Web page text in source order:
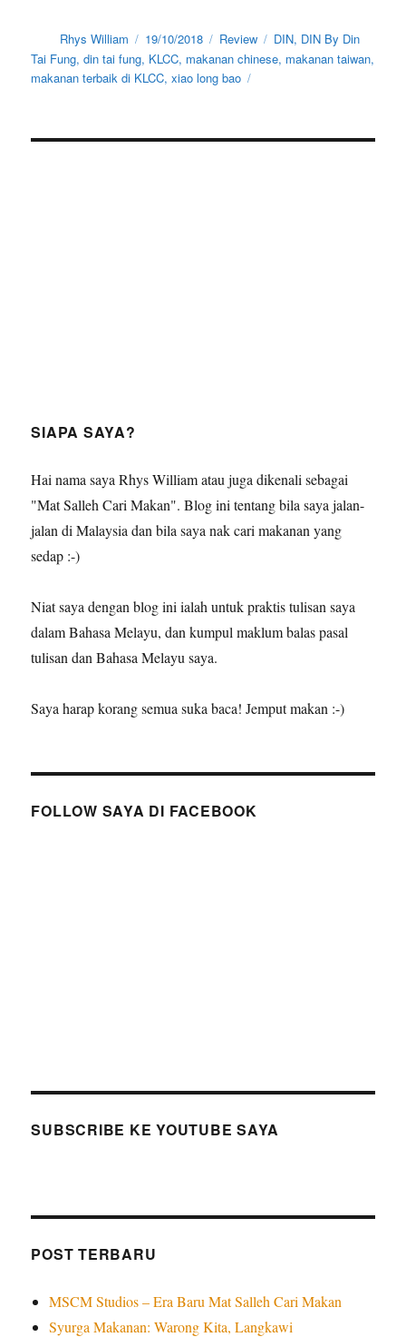
Author
Rhys William
Posted
on
19/10/2018 Categories
Review Tags
DIN, DIN By Din
Tai Fung,din tai fung, KLCC, makanan chinese, makanan taiwan,
makanan terbaik di KLCC,xiao long bao
SIAPA SAYA?
Hai nama saya Rhys William atau juga dikenali sebagai
"Mat Salleh Cari Makan". Blog ini tentang bila saya jalan-
jalan di Malaysia dan bila saya nak cari makanan yang
sedap :-)
Niat saya dengan blog ini ialah untuk praktis tulisan saya
dalam Bahasa Melayu, dan kumpul maklum balas pasal
tulisan dan Bahasa Melayu saya.
Saya harap korang semua suka baca! Jemput makan :-)
FOLLOW SAYA DI FACEBOOK
SUBSCRIBE KE YOUTUBE SAYA
POST TERBARU
MSCM Studios – Era Baru Mat Salleh Cari Makan
Syurga Makanan: Warong Kita, Langkawi